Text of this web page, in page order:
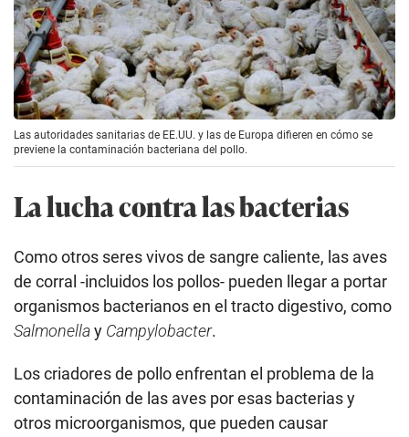
Las autoridades sanitarias de EE.UU. y las de Europa difieren en cómo se
previene la contaminación bacteriana del pollo.
La lucha contra las bacterias
Como otros seres vivos de sangre caliente, las aves
de corral -incluidos los pollos- pueden llegar a portar
organismos bacterianos en el tracto digestivo, como
Salmonellay Campylobacter.
Los criadores de pollo enfrentan el problema de la
contaminación de las aves por esas bacterias y
otros microorganismos, que pueden causar